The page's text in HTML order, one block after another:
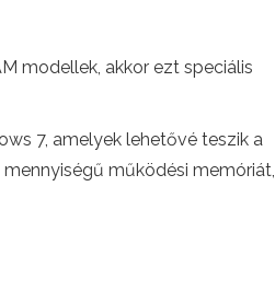
modellek, akkor ezt speciális
7, amelyek lehetővé teszik a
működési memóriát,